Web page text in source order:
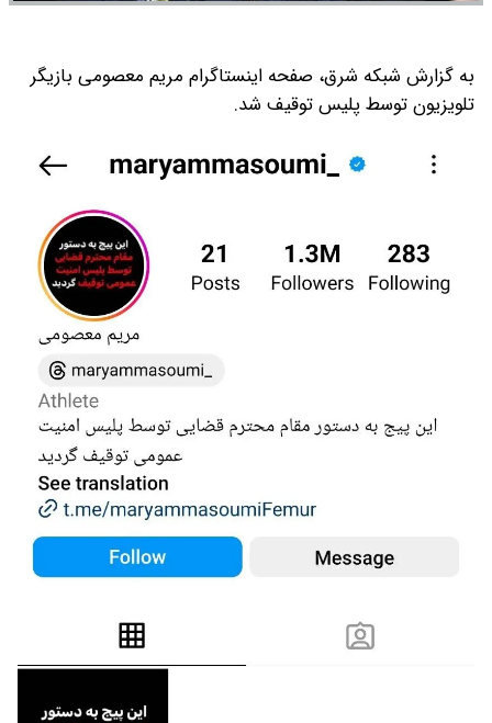
به گزارش شبکه شرق، صفحه اینستاگرام مریم معصومی بازیگر
تلویزیون توسط پلیس توقیف شد.